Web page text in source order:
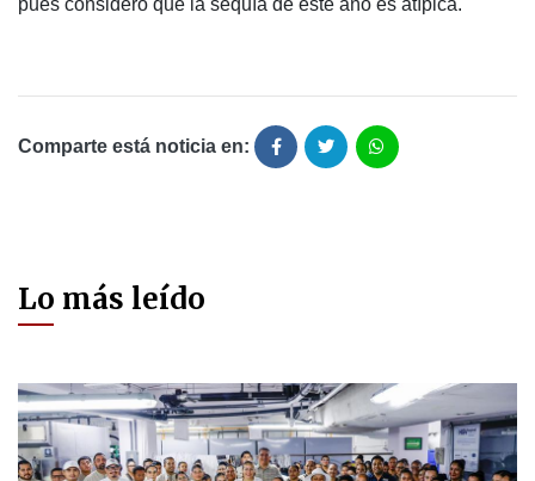
pues consideró que la sequía de este año es atípica.
Comparte está noticia en:
Lo más leído